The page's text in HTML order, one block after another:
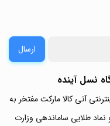
ارسال
نسل آینده
آتی کالا مارکت مفتخر به
نماد طلایی ساماندهی وزارت